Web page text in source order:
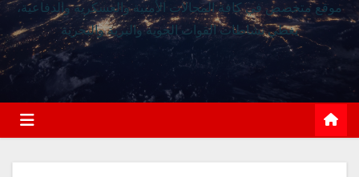
موقع متخصص في كافة المجالات الأمنية والعسكرية والدفاعية،
يغطي نشاطات القوات الجوية والبرية والبحرية